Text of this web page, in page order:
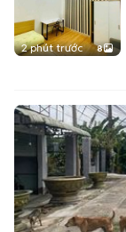
2 phút trước 8